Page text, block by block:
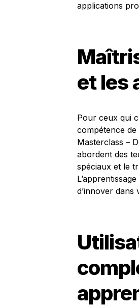
applications
et les
Pour ceux qui
compétence
Masterclass –
abordent des
spéciaux et le
d’innover dans